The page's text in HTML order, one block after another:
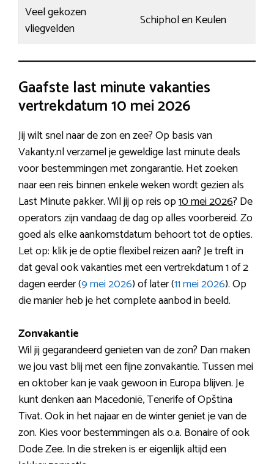
Veel gekozen
vliegvelden
Schiphol en Keulen
Gaafste last minute vakanties
vertrekdatum 10 mei 2026
Jij wilt snel naar de zon en zee? Op basis van
Vakanty.nl verzamel je geweldige last minute deals
voor bestemmingen met zongarantie. Het zoeken
naar een reis binnen enkele weken wordt gezien als
Last Minute pakker. Wil jij op reis op10 mei 2026? De
operators zijn vandaag de dag op alles voorbereid. Zo
goed als elke aankomstdatum behoort tot de opties.
Let op: klik je de optie flexibel reizen aan? Je treft in
dat geval ook vakanties met een vertrekdatum 1 of 2
dagen eerder (9 mei 2026) of later (11 mei 2026). Op
die manier heb je het complete aanbod in beeld.
Zonvakantie
Wil jij gegarandeerd genieten van de zon? Dan maken
we jou vast blij met een fijne zonvakantie. Tussen mei
en oktober kan je vaak gewoon in Europa blijven. Je
kunt denken aan Macedonië, Tenerife of Opština
Tivat. Ook in het najaar en de winter geniet je van de
zon. Kies voor bestemmingen als o.a. Bonaire of ook
Dode Zee. In die streken is er eigenlijk altijd een